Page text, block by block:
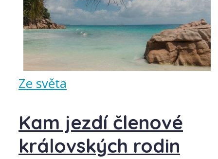
Ze světa
Kam jezdí členové
královských rodin